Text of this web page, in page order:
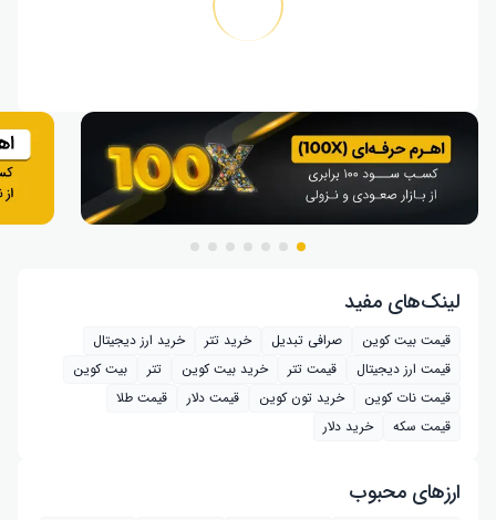
لینک‌های مفید
قیمت بیت کوین صرافی تبدیل خرید تتر
خرید ارز دیجیتال
قیمت ارز دیجیتال
قیمت تتر خرید بیت‌ کوین تتر
بیت کوین
قیمت نات کوین
خرید تون کوین قیمت دلار
قیمت طلا
قیمت سکه
خرید دلار
ارز‌های محبوب